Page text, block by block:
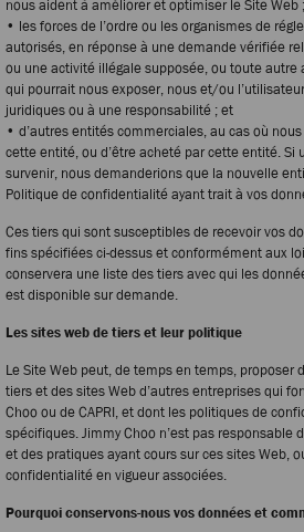
nous aident à améliorer et optimiser le Site Web ;
• les forces de l’ordre ou les organismes de
autorisés, en réponse à une demande vérifiée
ou une activité illégale supposée, ou toute autre
qui pourrait nous exposer, nous et/ou
juridiques ou à une responsabilité ; et
• d’autres entités commerciales, au cas où
cette entité, ou d’être acheté par cette entité.
survenir, nous demanderions que la nouvelle
Politique de confidentialité ayant trait à vos
Ces tiers qui sont susceptibles de recevoir vos
fins spécifiées ci-dessus et conformément aux
conservera une liste des tiers avec qui les
est disponible sur demande.
Les sites web de tiers et leur politique
Le Site Web peut, de temps en temps, proposer
tiers et des sites Web d’autres entreprises qui
Choo ou de CAPRI, et dont les politiques de
spécifiques. Jimmy Choo n’est pas responsable
et des pratiques ayant cours sur ces sites Web,
confidentialité en vigueur associées.
Pourquoi conservons-nous vos données et